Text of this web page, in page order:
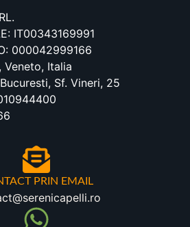
IT00343169991
000042999166
Veneto, Italia
Sf. Vineri, 25
PRIN EMAIL